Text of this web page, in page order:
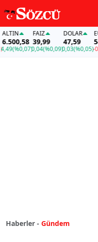
(%0,07)
FAİZ
39,99
0,04(%0,09)
DOLAR
47,59
0,03(%0,05)
EURO
-0,04
Haberler - Gündem